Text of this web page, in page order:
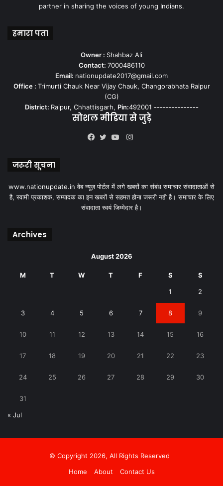
partner in sharing the voices of young Indians.
हमारा पता
Owner : Shahbaz Ali
Contact: 7000486110
Email: nationupdate2017@gmail.com
Office : Trimurti Chauk Near Vijay Chauk, Changorabhata Raipur
(CG)
District: Raipur, Chhattisgarh, Pin:492001 ---------------
सोशल मीडिया से जुड़े
Instagram
जरूरी सूचना
www.nationupdate.in वेब न्यूज़ पोर्टल में लगे खबरों का संबंध समाचार संवादाताओं से
है, स्वामी प्रकाशक, सम्पादक का इन खबरों से सहमत होना जरूरी नही है। समाचार के लिए
संवादाता स्वयं जिम्मेदार है।
Archives
August 2026
M T W T F S S
1 2
3 4 5 6 7 8 9
10 11 12 13 14 15 16
17 18 19 20 21 22 23
24 25 26 27 28 29 30
31
« Jul
© Copyright 2026, All Rights Reserved
Home
About Contact Us